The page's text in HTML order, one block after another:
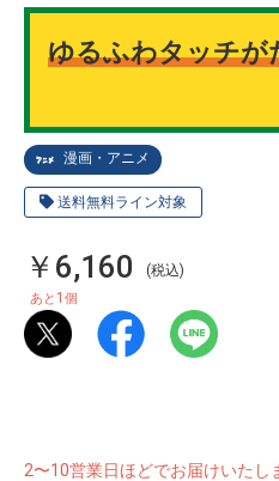
漫画・アニメ
送料無料ライン対象
ゆるふわタッチが
￥6,160 (税込)
あと 1 個
2〜10営業日ほどでお届けいたし